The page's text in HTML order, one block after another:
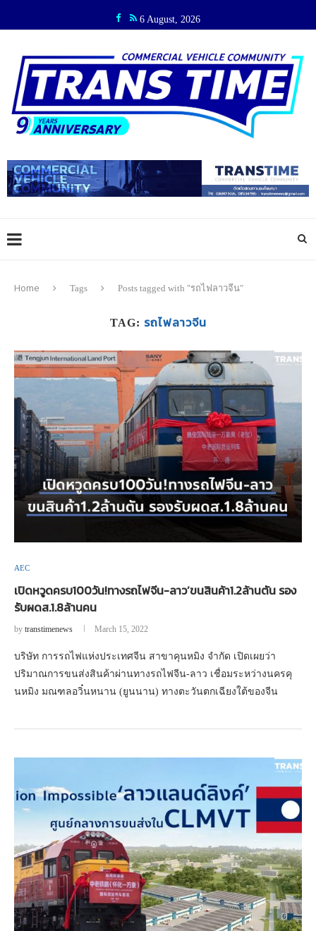
6 August, 2026
Home Tags Posts tagged with "รถไฟลาวจีน"
TAG: รถไฟลาวจีน
AEC
เปิดหวูดครบ100วัน!ทางรถไฟจีน-ลาว’ขนสินค้า1.2ล้านตัน รอง
รับผดส.1.8ล้านคน
by transtimenews March 15, 2022
บริษัท การรถไฟแห่งประเทศจีน สาขาคุนหมิง จำกัด เปิดเผยว่า
ปริมาณการขนส่งสินค้าผ่านทางรถไฟจีน-ลาว เชื่อมระหว่างนครคุ
นหมิง มณฑลอวิ๋นหนาน (ยูนนาน) ทางตะวันตกเฉียงใต้ของจีน